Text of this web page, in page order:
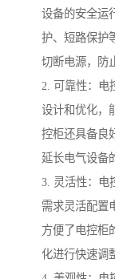
设备的安全运
护、短路保护
切断电源，防
2. 可靠性：电
设计和优化，
控柜还具备良
延长电气设备
3. 灵活性：电
需求灵活配置
方便了电控柜
化进行快速调